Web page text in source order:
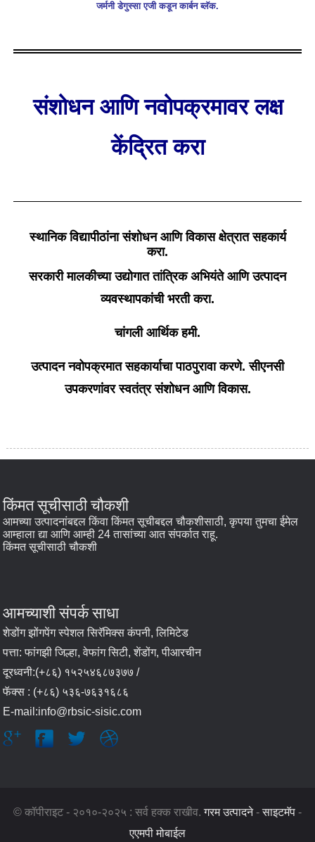
जर्मनी डेगुस्सा एजी कडून कार्बन ब्लॅक.
संशोधन आणि नवोपक्रमावर लक्ष
केंद्रित करा
स्थानिक विद्यापीठांना संशोधन आणि विकास क्षेत्रात सहकार्य
करा.
सरकारी मालकीच्या उद्योगात तांत्रिक अभियंते आणि उत्पादन
व्यवस्थापकांची भरती करा.
चांगली आर्थिक हमी.
उत्पादन नवोपक्रमात सहकार्याचा पाठपुरावा करणे. सीएनसी
उपकरणांवर स्वतंत्र संशोधन आणि विकास.
किंमत सूचीसाठी चौकशी
आमच्या उत्पादनांबद्दल किंवा किंमत सूचीबद्दल चौकशीसाठी, कृपया तुमचा ईमेल
आम्हाला द्या आणि आम्ही 24 तासांच्या आत संपर्कात राहू.
किंमत सूचीसाठी चौकशी
आमच्याशी संपर्क साधा
शेडोंग झोंगपेंग स्पेशल सिरॅमिक्स कंपनी, लिमिटेड
पत्ता: फांगझी जिल्हा, वेफांग सिटी, शेंडोंग, पीआरचीन
दूरध्वनी:(+८६) १५२५४६८७३७७ /
फॅक्स : (+८६) ५३६-७६३१६८६
E-mail:info@rbsic-sisic.com
© कॉपीराइट - २०१०-२०२५ : सर्व हक्क राखीव. गरम उत्पादने-साइटमॅप -
एएमपी मोबाईल